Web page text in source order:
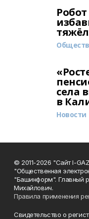
села
в
Новости
© 2011-2026 "Сайт I-
"Общественная
"Башинформ". Главный
Михайлович.
Правила применения
Свидетельство о